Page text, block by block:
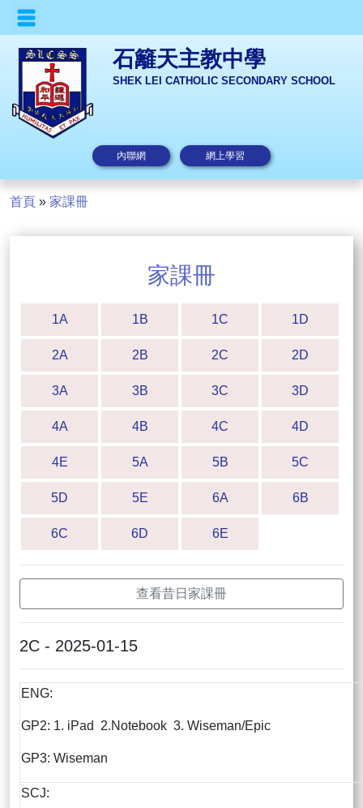
石籬天主教中學
SHEK LEI CATHOLIC SECONDARY SCHOOL
內聯網 網上學習
首頁 » 家課冊
家課冊
1A 1B 1C 1D
2A 2B 2C 2D
3A 3B 3C 3D
4A 4B 4C 4D
4E 5A 5B 5C
5D 5E 6A 6B
6C 6D 6E
查看昔日家課冊
2C - 2025-01-15
ENG:
GP2: 1. iPad 2.Notebook 3. Wiseman/Epic
GP3: Wiseman
SCJ: